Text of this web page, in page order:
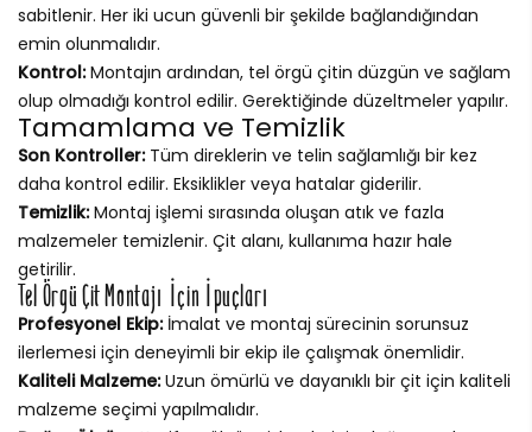
sabitlenir. Her iki ucun güvenli bir şekilde bağlandığından
emin olunmalıdır.
Kontrol:Montajın ardından, tel örgü çitin düzgün ve sağlam
olup olmadığı kontrol edilir. Gerektiğinde düzeltmeler yapılır.
Tamamlama ve Temizlik
Son Kontroller:Tüm direklerin ve telin sağlamlığı bir kez
daha kontrol edilir. Eksiklikler veya hatalar giderilir.
Temizlik:Montaj işlemi sırasında oluşan atık ve fazla
malzemeler temizlenir. Çit alanı, kullanıma hazır hale
getirilir.
Tel Örgü Çit Montajı İçin İpuçları
Profesyonel Ekip:İmalat ve montaj sürecinin sorunsuz
ilerlemesi için deneyimli bir ekip ile çalışmak önemlidir.
Kaliteli Malzeme:Uzun ömürlü ve dayanıklı bir çit için kaliteli
malzeme seçimi yapılmalıdır.